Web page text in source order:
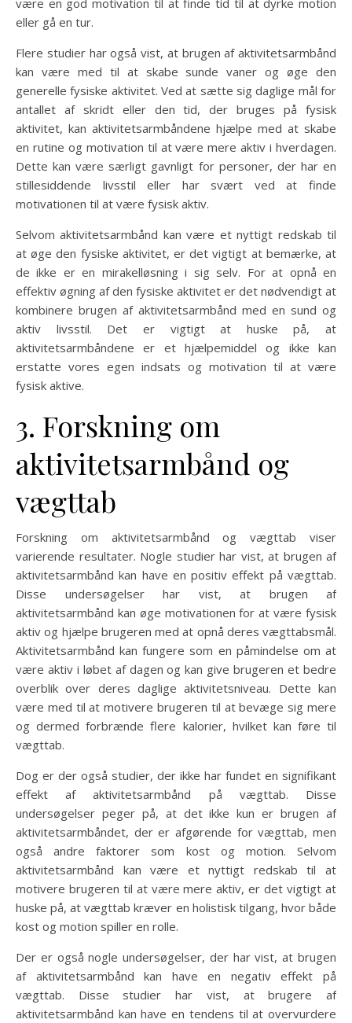
eller gå en tur.
Flere studier har også vist, at brugen af aktivitetsarmbånd
kan være med til at skabe sunde vaner og øge den
generelle fysiske aktivitet. Ved at sætte sig daglige mål for
antallet af skridt eller den tid, der bruges på fysisk
aktivitet, kan aktivitetsarmbåndene hjælpe med at skabe
en rutine og motivation til at være mere aktiv i hverdagen.
Dette kan være særligt gavnligt for personer, der har en
stillesiddende livsstil eller har svært ved at finde
motivationen til at være fysisk aktiv.
Selvom aktivitetsarmbånd kan være et nyttigt redskab til
at øge den fysiske aktivitet, er det vigtigt at bemærke, at
de ikke er en mirakelløsning i sig selv. For at opnå en
effektiv øgning af den fysiske aktivitet er det nødvendigt at
kombinere brugen af aktivitetsarmbånd med en sund og
aktiv livsstil. Det er vigtigt at huske på, at
aktivitetsarmbåndene er et hjælpemiddel og ikke kan
erstatte vores egen indsats og motivation til at være
fysisk aktive.
3. Forskning om
aktivitetsarmbånd og
vægttab
Forskning om aktivitetsarmbånd og vægttab viser
varierende resultater. Nogle studier har vist, at brugen af
aktivitetsarmbånd kan have en positiv effekt på vægttab.
Disse undersøgelser har vist, at brugen af
aktivitetsarmbånd kan øge motivationen for at være fysisk
aktiv og hjælpe brugeren med at opnå deres vægttabsmål.
Aktivitetsarmbånd kan fungere som en påmindelse om at
være aktiv i løbet af dagen og kan give brugeren et bedre
overblik over deres daglige aktivitetsniveau. Dette kan
være med til at motivere brugeren til at bevæge sig mere
og dermed forbrænde flere kalorier, hvilket kan føre til
vægttab.
Dog er der også studier, der ikke har fundet en signifikant
effekt af aktivitetsarmbånd på vægttab. Disse
undersøgelser peger på, at det ikke kun er brugen af
aktivitetsarmbåndet, der er afgørende for vægttab, men
også andre faktorer som kost og motion. Selvom
aktivitetsarmbånd kan være et nyttigt redskab til at
motivere brugeren til at være mere aktiv, er det vigtigt at
huske på, at vægttab kræver en holistisk tilgang, hvor både
kost og motion spiller en rolle.
Der er også nogle undersøgelser, der har vist, at brugen
af aktivitetsarmbånd kan have en negativ effekt på
vægttab. Disse studier har vist, at brugere af
aktivitetsarmbånd kan have en tendens til at overvurdere